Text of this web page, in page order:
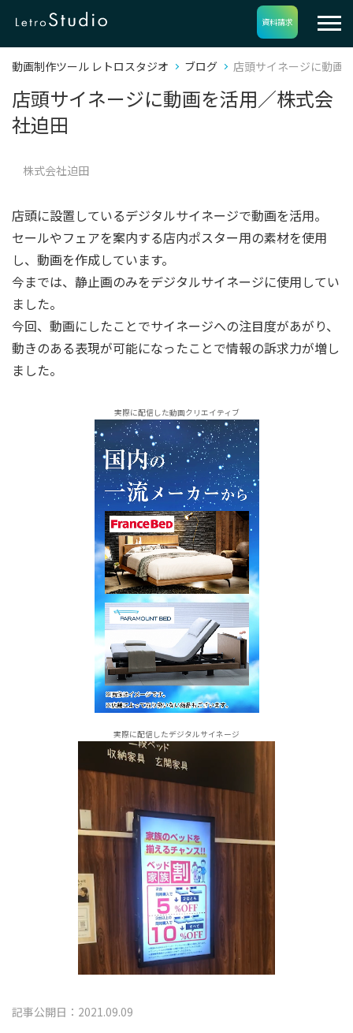
資料請求
動画制作ツール レトロスタジオ ブログ 店頭サイネージに動画
店頭サイネージに動画を活用／株式会
社迫田
株式会社迫田
店頭に設置しているデジタルサイネージで動画を活用。
セールやフェアを案内する店内ポスター用の素材を使用
し、動画を作成しています。
今までは、静止画のみをデジタルサイネージに使用してい
ました。
今回、動画にしたことでサイネージへの注目度があがり、
動きのある表現が可能になったことで情報の訴求力が増し
ました。
実際に配信した動画クリエイティブ
実際に配信したデジタルサイネージ
記事公開日：2021.09.09